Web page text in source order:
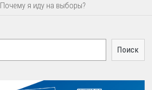
Почему я иду на выборы?
Поиск